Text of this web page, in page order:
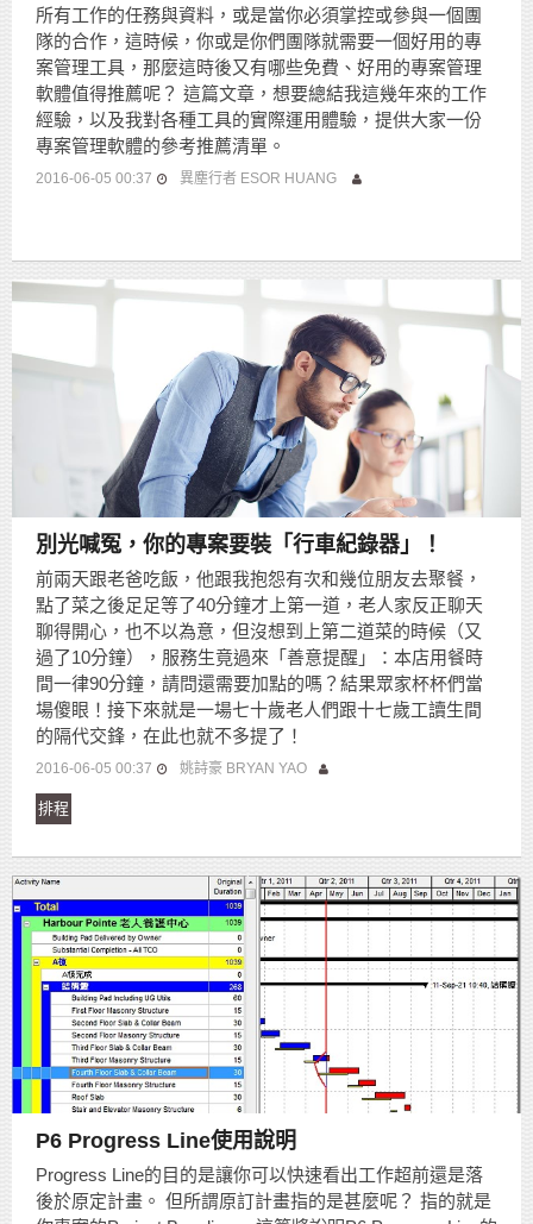
所有工作的任務與資料，或是當你必須掌控或參與一個團
隊的合作，這時候，你或是你們團隊就需要一個好用的專
案管理工具，那麼這時後又有哪些免費、好用的專案管理
軟體值得推薦呢？ 這篇文章，想要總結我這幾年來的工作
經驗，以及我對各種工具的實際運用體驗，提供大家一份
專案管理軟體的參考推薦清單。
2016-06-05 00:37 異塵行者 ESOR HUANG
別光喊冤，你的專案要裝「行車紀錄器」！
前兩天跟老爸吃飯，他跟我抱怨有次和幾位朋友去聚餐，
點了菜之後足足等了40分鐘才上第一道，老人家反正聊天
聊得開心，也不以為意，但沒想到上第二道菜的時候（又
過了10分鐘），服務生竟過來「善意提醒」：本店用餐時
間一律90分鐘，請問還需要加點的嗎？結果眾家杯杯們當
場傻眼！接下來就是一場七十歲老人們跟十七歲工讀生間
的隔代交鋒，在此也就不多提了！
2016-06-05 00:37 姚詩豪 BRYAN YAO
排程
P6 Progress Line使用說明
Progress Line的目的是讓你可以快速看出工作超前還是落
後於原定計畫。 但所謂原訂計畫指的是甚麼呢？ 指的就是